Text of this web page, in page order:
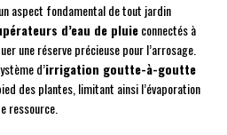
aspect fondamental de tout jardin
d’eau de pluieconnectés à
une réserve précieuse pour l’arrosage.
d’irrigation goutte-à-goutte
des plantes, limitant ainsi l’évaporation
ressource.